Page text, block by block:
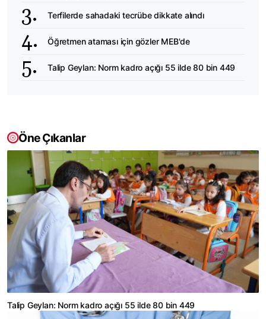
Terfilerde sahadaki tecrübe dikkate alındı
Öğretmen ataması için gözler MEB'de
Talip Geylan: Norm kadro açığı 55 ilde 80 bin 449
Öne Çıkanlar
Talip Geylan: Norm kadro açığı 55 ilde 80 bin 449